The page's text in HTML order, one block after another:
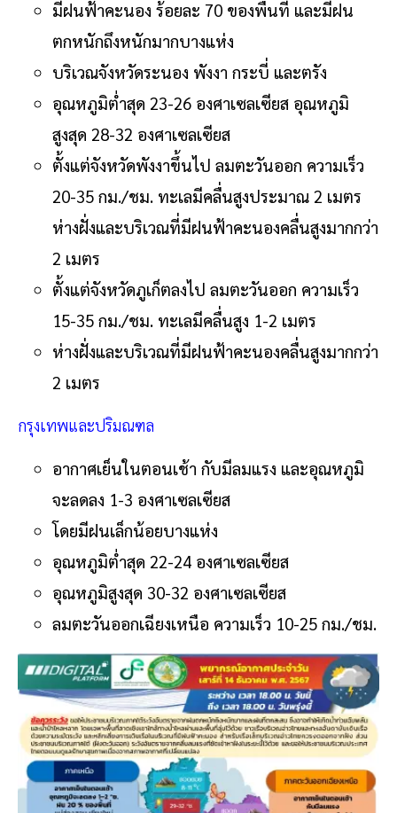
มีฝนฟ้าคะนอง ร้อยละ 70 ของพื้นที่ และมีฝน
ตกหนักถึงหนักมากบางแห่ง
บริเวณจังหวัดระนอง พังงา กระบี่ และตรัง
อุณหภูมิต่ำสุด 23-26 องศาเซลเซียส อุณหภูมิ
สูงสุด 28-32 องศาเซลเซียส
ตั้งแต่จังหวัดพังงาขึ้นไป ลมตะวันออก ความเร็ว
20-35 กม./ชม. ทะเลมีคลื่นสูงประมาณ 2 เมตร
ห่างฝั่งและบริเวณที่มีฝนฟ้าคะนองคลื่นสูงมากกว่า
2 เมตร
ตั้งแต่จังหวัดภูเก็ตลงไป ลมตะวันออก ความเร็ว
15-35 กม./ชม. ทะเลมีคลื่นสูง 1-2 เมตร
ห่างฝั่งและบริเวณที่มีฝนฟ้าคะนองคลื่นสูงมากกว่า
2 เมตร
กรุงเทพและปริมณฑล
อากาศเย็นในตอนเช้า กับมีลมแรง และอุณหภูมิ
จะลดลง 1-3 องศาเซลเซียส
โดยมีฝนเล็กน้อยบางแห่ง
อุณหภูมิต่ำสุด 22-24 องศาเซลเซียส
อุณหภูมิสูงสุด 30-32 องศาเซลเซียส
ลมตะวันออกเฉียงเหนือ ความเร็ว 10-25 กม./ชม.